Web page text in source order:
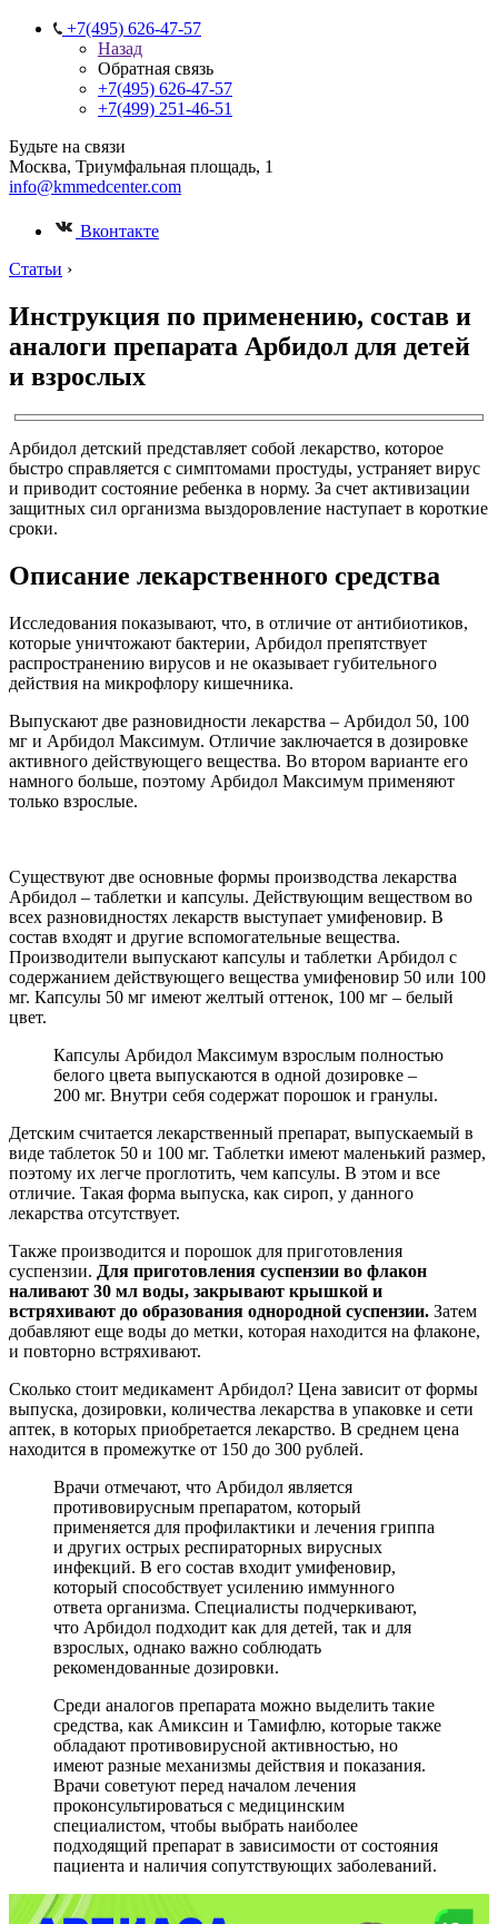
+7(495) 626-47-57
Назад
Обратная связь
+7(495) 626-47-57
+7(499) 251-46-51
Будьте на связи
Москва, Триумфальная площадь, 1
info@kmmedcenter.com
Вконтакте
Статьи ›
Инструкция по применению, состав и
аналоги препарата Арбидол для детей
и взрослых
Арбидол детский представляет собой лекарство, которое
быстро справляется с симптомами простуды, устраняет вирус
и приводит состояние ребенка в норму. За счет активизации
защитных сил организма выздоровление наступает в короткие
сроки.
Описание лекарственного средства
Исследования показывают, что, в отличие от антибиотиков,
которые уничтожают бактерии, Арбидол препятствует
распространению вирусов и не оказывает губительного
действия на микрофлору кишечника.
Выпускают две разновидности лекарства – Арбидол 50, 100
мг и Арбидол Максимум. Отличие заключается в дозировке
активного действующего вещества. Во втором варианте его
намного больше, поэтому Арбидол Максимум применяют
только взрослые.
Существуют две основные формы производства лекарства
Арбидол – таблетки и капсулы. Действующим веществом во
всех разновидностях лекарств выступает умифеновир. В
состав входят и другие вспомогательные вещества.
Производители выпускают капсулы и таблетки Арбидол с
содержанием действующего вещества умифеновир 50 или 100
мг. Капсулы 50 мг имеют желтый оттенок, 100 мг – белый
цвет.
Капсулы Арбидол Максимум взрослым полностью
белого цвета выпускаются в одной дозировке –
200 мг. Внутри себя содержат порошок и гранулы.
Детским считается лекарственный препарат, выпускаемый в
виде таблеток 50 и 100 мг. Таблетки имеют маленький размер,
поэтому их легче проглотить, чем капсулы. В этом и все
отличие. Такая форма выпуска, как сироп, у данного
лекарства отсутствует.
Также производится и порошок для приготовления
суспензии. Для приготовления суспензии во флакон
наливают 30 мл воды, закрывают крышкой и
встряхивают до образования однородной суспензии. Затем
добавляют еще воды до метки, которая находится на флаконе,
и повторно встряхивают.
Сколько стоит медикамент Арбидол? Цена зависит от формы
выпуска, дозировки, количества лекарства в упаковке и сети
аптек, в которых приобретается лекарство. В среднем цена
находится в промежутке от 150 до 300 рублей.
Врачи отмечают, что Арбидол является
противовирусным препаратом, который
применяется для профилактики и лечения гриппа
и других острых респираторных вирусных
инфекций. В его состав входит умифеновир,
который способствует усилению иммунного
ответа организма. Специалисты подчеркивают,
что Арбидол подходит как для детей, так и для
взрослых, однако важно соблюдать
рекомендованные дозировки.
Среди аналогов препарата можно выделить такие
средства, как Амиксин и Тамифлю, которые также
обладают противовирусной активностью, но
имеют разные механизмы действия и показания.
Врачи советуют перед началом лечения
проконсультироваться с медицинским
специалистом, чтобы выбрать наиболее
подходящий препарат в зависимости от состояния
пациента и наличия сопутствующих заболеваний.